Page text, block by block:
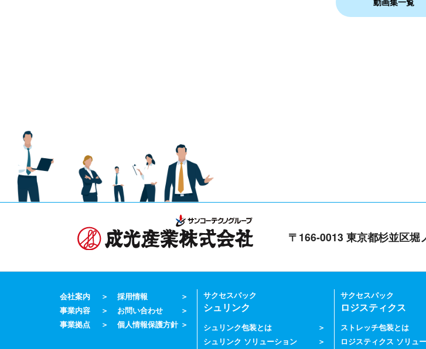
〒166-0013 東京都杉並区堀
会社案内
事業内容
事業拠点
採用情報
お問い合わせ
個人情報保護方針
サクセスパック
シュリンク
シュリンク包装とは
シュリンク ソリューション
サクセスパック
ロジスティクス
ストレッチ包装とは
ロジスティクス ソリュ